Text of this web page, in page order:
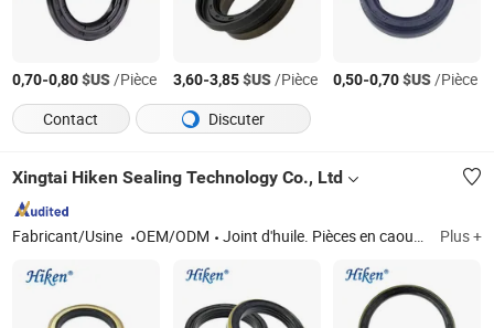
0,70-0,80$US/Pièce 3,60-3,85$US/Pièce 0,50-0,70$US/Pièce
Contact
Discuter
Xingtai Hiken Sealing Technology Co., Ltd
Fabricant/Usine OEM/ODM Joint d'huile. Pièces en caoutchouc, joints d'huile Tc, joint d'huile automobile, joint d'huile pour machines agricoles et de construction, joints d'huile de moyeu de roue pour tracteurs, joints de tige de soupape, pièces en caoutchouc de précision, joints toriques, joint standard, joint d'huile en caoutchouc Plus +